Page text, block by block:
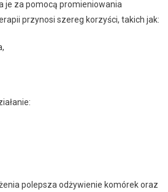
je za pomocą promieniowania
przynosi szereg korzyści, takich jak:
polepsza odżywienie komórek oraz